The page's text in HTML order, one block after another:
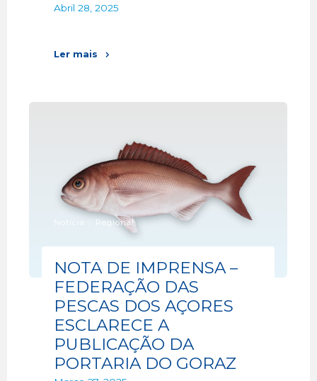
Abril 28, 2025
Ler mais
Notícia Regional
NOTA DE IMPRENSA –
FEDERAÇÃO DAS
PESCAS DOS AÇORES
ESCLARECE A
PUBLICAÇÃO DA
PORTARIA DO GORAZ